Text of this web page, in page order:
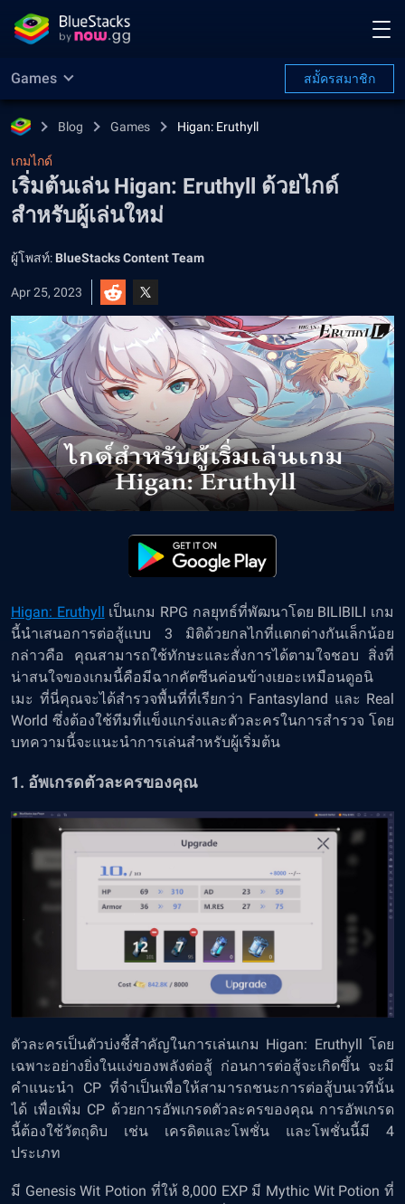
Games สมััครสมาชิก
Blog Games Higan: Eruthyll
เกมไกด์
เริ่มต้นเล่น Higan: Eruthyll ด้วยไกด์
สำหรับผู้เล่นใหม่
ผู้โพสท์: BlueStacks Content Team
Apr 25, 2023
Higan: Eruthyll เป็นเกม RPG กลยุทธ์ที่พัฒนาโดย BILIBILI เกม
นี้นำเสนอการต่อสู้แบบ 3 มิติด้วยกลไกที่แตกต่างกันเล็กน้อย
กล่าวคือ คุณสามารถใช้ทักษะและสั่งการได้ตามใจชอบ สิ่งที่
น่าสนใจของเกมนี้คือมีฉากคัตซีนค่อนข้างเยอะเหมือนดูอนิ
เมะ ที่นี่คุณจะได้สำรวจพื้นที่ที่เรียกว่า Fantasyland และ Real
World ซึ่งต้องใช้ทีมที่แข็งแกร่งและตัวละครในการสำรวจ โดย
บทความนี้จะแนะนำการเล่นสำหรับผู้เริ่มต้น
1. อัพเกรดตัวละครของคุณ
ตัวละครเป็นตัวบ่งชี้สำคัญในการเล่นเกม Higan: Eruthyll โดย
เฉพาะอย่างยิ่งในแง่ของพลังต่อสู้ ก่อนการต่อสู้จะเกิดขึ้น จะมี
คำแนะนำ CP ที่จำเป็นเพื่อให้สามารถชนะการต่อสู้บนเวทีนั้น
ได้ เพื่อเพิ่ม CP ด้วยการอัพเกรดตัวละครของคุณ การอัพเกรด
นี้ต้องใช้วัตถุดิบ เช่น เครดิตและโพชั่น และโพชั่นนี้มี 4
ประเภท
มี Genesis Wit Potion ที่ให้ 8,000 EXP มี Mythic Wit Potion ที่